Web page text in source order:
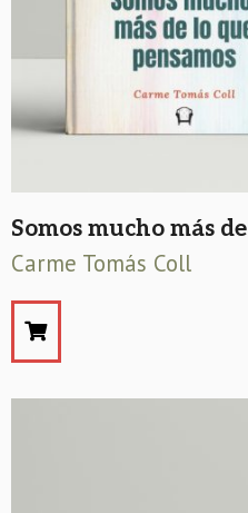
Somos mucho más
Carme Tomás Coll